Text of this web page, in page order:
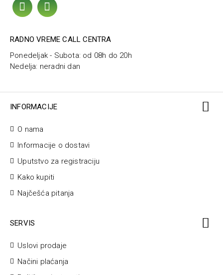
RADNO VREME CALL CENTRA
Ponedeljak - Subota: od 08h do 20h
Nedelja: neradni dan
INFORMACIJE
O nama
Informacije o dostavi
Uputstvo za registraciju
Kako kupiti
Najčešća pitanja
SERVIS
Uslovi prodaje
Načini plaćanja